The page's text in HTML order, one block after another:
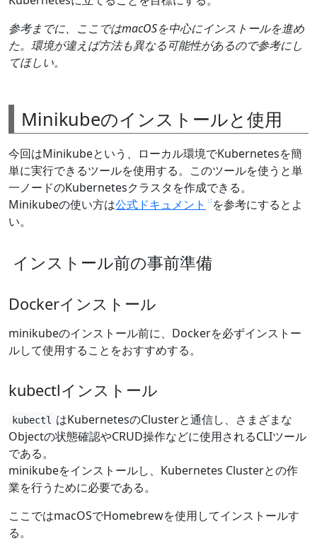
参考までに、ここではmacOSを中心にインストールを進め
た。環境が違えば方法も異なる可能性があるので参考にし
てほしい。
Minikubeのインストールと使用
今回はMinikubeという、ローカル環境でKubernetesを簡
単に実行できるツールを使用する。このツールを使うと単
一ノードのKubernetesクラスタを作成できる。
Minikubeの使い方は公式ドキュメント
を参考にするとよ
い。
インストール前の事前準備
Dockerインストール
minikubeのインストール前に、Dockerを必ずインストー
ルして使用することをおすすめする。
kubectlインストール
kubectl
はKubernetesのClusterと通信し、さまざまな
Objectの状態確認やCRUD操作などに使用されるCLIツール
である。
minikubeをインストールし、Kubernetes Clusterとの作
業を行うために必要である。
ここではmacOSでHomebrewを使用してインストールす
る。